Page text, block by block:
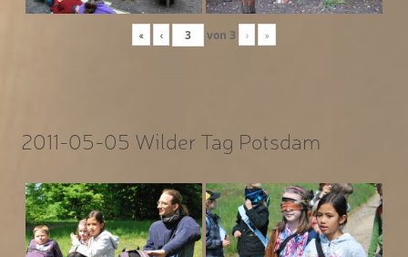
« ‹ von 3 › »
2011-05-05 Wilder Tag Potsdam